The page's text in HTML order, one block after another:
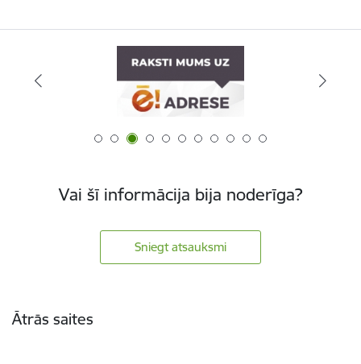
Vai šī informācija bija noderīga?
Sniegt atsauksmi
Ātrās saites